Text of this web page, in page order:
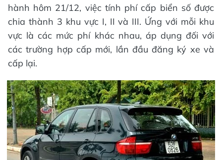
hành hôm 21/12, việc tính phí cấp biển số được
chia thành 3 khu vực I, II và III. Ứng với mỗi khu
vực là các mức phí khác nhau, áp dụng đối với
các trường hợp cấp mới, lần đầu đăng ký xe và
cấp lại.